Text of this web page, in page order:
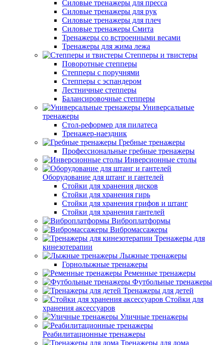
Силовые тренажеры для пресса
Силовые тренажеры для рук
Силовые тренажеры для плеч
Силовые тренажеры Смита
Тренажеры со встроенными весами
Тренажеры для жима лежа
Степперы и твистеры
Поворотные степперы
Степперы с поручнями
Степперы с эспандером
Лестничные степперы
Балансировочные степперы
Универсальные
тренажеры
Стол-реформер для пилатеса
Тренажер-наездник
Гребные тренажеры
Профессиональные гребные тренажеры
Инверсионные столы
Оборудование для штанг и гантелей
Стойки для хранения дисков
Стойки для хранения гирь
Стойки для хранения грифов и штанг
Стойки для хранения гантелей
Виброплатформы
Вибромассажеры
Тренажеры для
кинезотерапии
Лыжные тренажеры
Горнолыжные тренажеры
Ременные тренажеры
Футбольные тренажеры
Тренажеры для детей
Стойки для
хранения аксессуаров
Уличные тренажеры
Реабилитационные тренажеры
Тренажеры для дома